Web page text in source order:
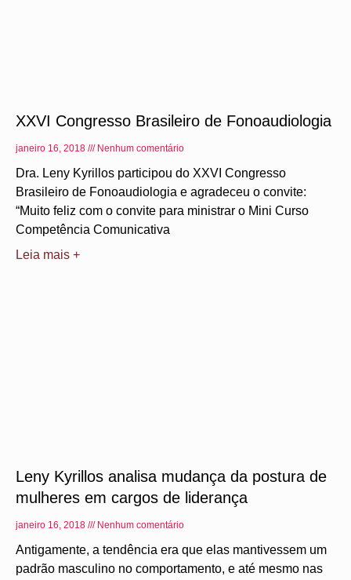
XXVI Congresso Brasileiro de Fonoaudiologia
janeiro 16, 2018 Nenhum comentário
Dra. Leny Kyrillos participou do XXVI Congresso
Brasileiro de Fonoaudiologia e agradeceu o convite:
“Muito feliz com o convite para ministrar o Mini Curso
Competência Comunicativa
Leia mais +
Leny Kyrillos analisa mudança da postura de
mulheres em cargos de liderança
janeiro 16, 2018 Nenhum comentário
Antigamente, a tendência era que elas mantivessem um
padrão masculino no comportamento, e até mesmo nas